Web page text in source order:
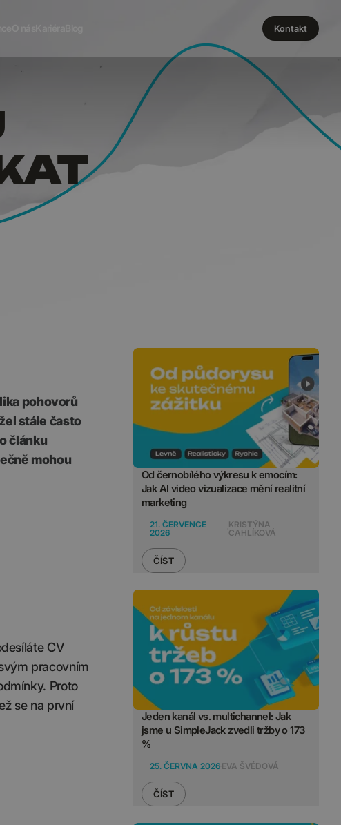
Kontakt
JAK
pohovorů
stále často
článku
mohou
CV
pracovním
Proto
se na první
Od černobílého výkresu k emocím:
Jak AI video vizualizace mění realitní
marketing
21. ČERVENCE
2026
KRISTÝNA
CAHLÍKOVÁ
ČÍST
Jeden kanál vs. multichannel: Jak
jsme u SimpleJack zvedli tržby o 173
%
25. ČERVNA 2026 EVA ŠVÉDOVÁ
ČÍST